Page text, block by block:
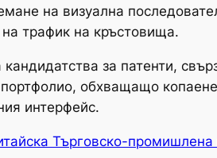
на визуална
трафик на кръстовища.
за патенти,
портфолио, обхващащо
интерфейс.
Търговско-промишлена